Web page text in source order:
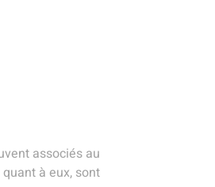
associés au
à eux, sont